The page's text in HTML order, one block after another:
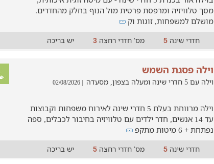
מסך טלוויזיה ומרפסת פרטית מול הנוף בחלק מהחדרים.
מושלם למשפחות, זוגות וק
חדרי שינה5 מס' חדרי רחצה3 יש בריכה
וילה פסגת השמש
וילה עם 5 חדרי שינה ומעלה בצפון, מסעדה | 02/08/2026
וילה מרווחת בעלת 5 חדרי שינה לאירוח משפחות וקבוצות
עד 14 אנשים, חדר ילדים עם טלוויזיה בחיבור לכבלים, ספה
נפתחת + 6 מיטות מתקפ
חדרי שינה5 מס' חדרי רחצה5 יש בריכה